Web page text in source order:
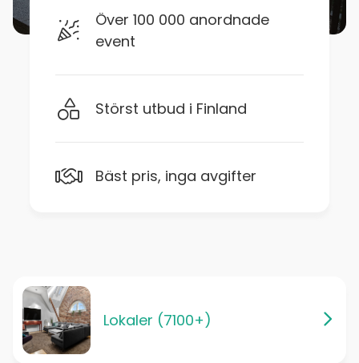
Över 100 000 anordnade
event
Störst utbud i Finland
Bäst pris, inga avgifter
Lokaler (7100+)